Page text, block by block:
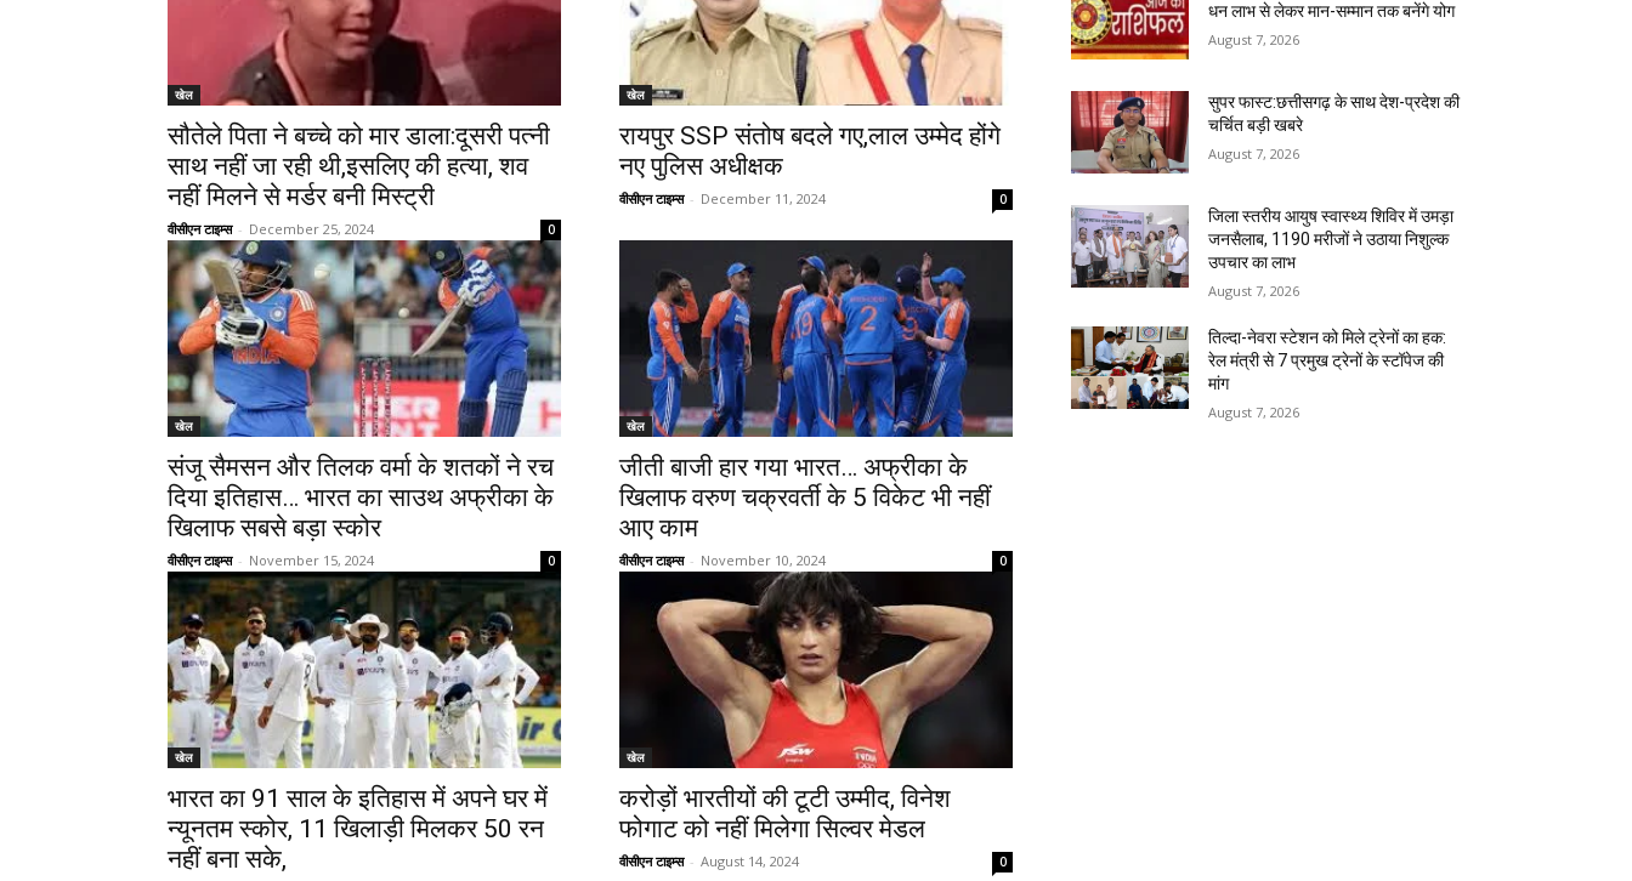
खेल
सौतेले पिता ने बच्चे को मार डाला:दूसरी पत्नी
साथ नहीं जा रही थी,इसलिए की हत्या, शव
नहीं मिलने से मर्डर बनी मिस्ट्री
वीसीएन टाइम्स - December 25, 2024 0
खेल
रायपुर SSP संतोष बदले गए,लाल उम्मेद होंगे
नए पुलिस अधीक्षक
वीसीएन टाइम्स - December 11, 2024 0
खेल
संजू सैमसन और तिलक वर्मा के शतकों ने रच
दिया इतिहास… भारत का साउथ अफ्रीका के
खिलाफ सबसे बड़ा स्कोर
वीसीएन टाइम्स - November 15, 2024 0
खेल
जीती बाजी हार गया भारत… अफ्रीका के
खिलाफ वरुण चक्रवर्ती के 5 विकेट भी नहीं
आए काम
वीसीएन टाइम्स - November 10, 2024 0
खेल
भारत का 91 साल के इतिहास में अपने घर में
न्यूनतम स्कोर, 11 खिलाड़ी मिलकर 50 रन
नहीं बना सके,
खेल
करोड़ों भारतीयों की टूटी उम्मीद, विनेश
फोगाट को नहीं मिलेगा सिल्वर मेडल
वीसीएन टाइम्स - August 14, 2024 0
धन लाभ से लेकर मान-सम्मान तक बनेंगे योग
August 7, 2026
सुपर फास्ट:छत्तीसगढ़ के साथ देश-प्रदेश की
चर्चित बड़ी खबरे
August 7, 2026
जिला स्तरीय आयुष स्वास्थ्य शिविर में उमड़ा
जनसैलाब, 1190 मरीजों ने उठाया निशुल्क
उपचार का लाभ
August 7, 2026
तिल्दा-नेवरा स्टेशन को मिले ट्रेनों का हक:
रेल मंत्री से 7 प्रमुख ट्रेनों के स्टॉपेज की
मांग
August 7, 2026